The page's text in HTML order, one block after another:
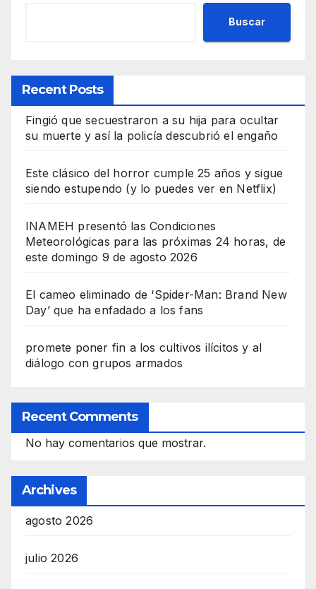
Buscar
Recent Posts
Fingió que secuestraron a su hija para ocultar
su muerte y así la policía descubrió el engaño
Este clásico del horror cumple 25 años y sigue
siendo estupendo (y lo puedes ver en Netflix)
INAMEH presentó las Condiciones
Meteorológicas para las próximas 24 horas, de
este domingo 9 de agosto 2026
El cameo eliminado de ‘Spider-Man: Brand New
Day’ que ha enfadado a los fans
promete poner fin a los cultivos ilícitos y al
diálogo con grupos armados
Recent Comments
No hay comentarios que mostrar.
Archives
agosto 2026
julio 2026